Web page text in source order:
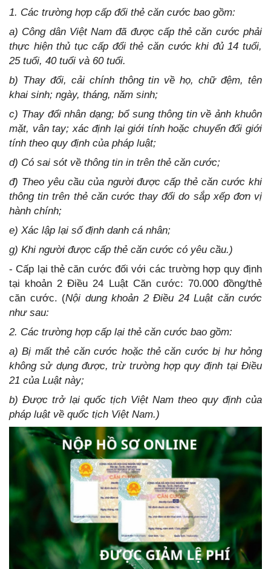
1. Các trường hợp cấp đổi thẻ căn cước bao gồm:
a) Công dân Việt Nam đã được cấp thẻ căn cước phải
thực hiện thủ tục cấp đổi thẻ căn cước khi đủ 14 tuổi,
25 tuổi, 40 tuổi và 60 tuổi.
b) Thay đổi, cải chính thông tin về họ, chữ đệm, tên
khai sinh; ngày, tháng, năm sinh;
c) Thay đổi nhân dạng; bổ sung thông tin về ảnh khuôn
mặt, vân tay; xác định lại giới tính hoặc chuyển đổi giới
tính theo quy định của pháp luật;
d) Có sai sót về thông tin in trên thẻ căn cước;
đ) Theo yêu cầu của người được cấp thẻ căn cước khi
thông tin trên thẻ căn cước thay đổi do sắp xếp đơn vị
hành chính;
e) Xác lập lại số định danh cá nhân;
g) Khi người được cấp thẻ căn cước có yêu cầu.)
- Cấp lại thẻ căn cước đối với các trường hợp quy định
tại khoản 2 Điều 24 Luật Căn cước: 70.000 đồng/thẻ
căn cước. (Nội dung khoản 2 Điều 24 Luật căn cước
như sau:
2. Các trường hợp cấp lại thẻ căn cước bao gồm:
a) Bị mất thẻ căn cước hoặc thẻ căn cước bị hư hỏng
không sử dụng được, trừ trường hợp quy định tại Điều
21 của Luật này;
b) Được trở lại quốc tịch Việt Nam theo quy định của
pháp luật về quốc tịch Việt Nam.)